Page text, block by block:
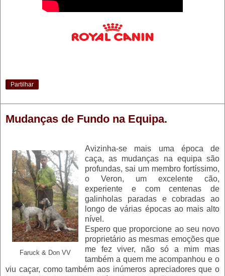
Partilhar
Mudanças de Fundo na Equipa.
Faruck & Don VV
Avizinha-se mais uma época de
caça, as mudanças na equipa são
profundas, sai um membro fortíssimo,
o Veron, um excelente cão,
experiente e com centenas de
galinholas paradas e cobradas ao
longo de várias épocas ao mais alto
nível.
Espero que proporcione ao seu novo
proprietário as mesmas emoções que
me fez viver, não só a mim mas
também a quem me acompanhou e o
viu caçar, como também aos inúmeros apreciadores que o